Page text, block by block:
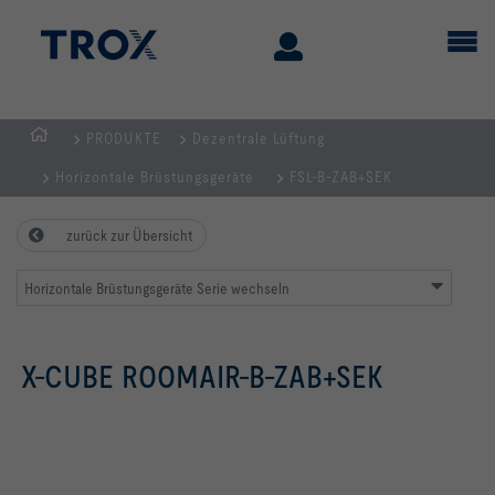
PRODUKTE Dezentrale Lüftung
Horizontale Brüstungsgeräte FSL-B-ZAB+SEK
zurück zur Übersicht
Horizontale Brüstungsgeräte Serie wechseln
X-CUBE ROOMAIR-B-ZAB+SEK